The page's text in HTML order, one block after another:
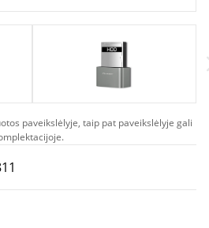
paveikslėlyje, taip pat paveikslėlyje gali